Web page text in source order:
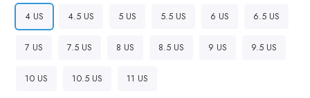
4 US
4.5 US 5 US 5.5 US 6 US 6.5 US
7 US 7.5 US 8 US 8.5 US 9 US 9.5 US
10 US 10.5 US 11 US